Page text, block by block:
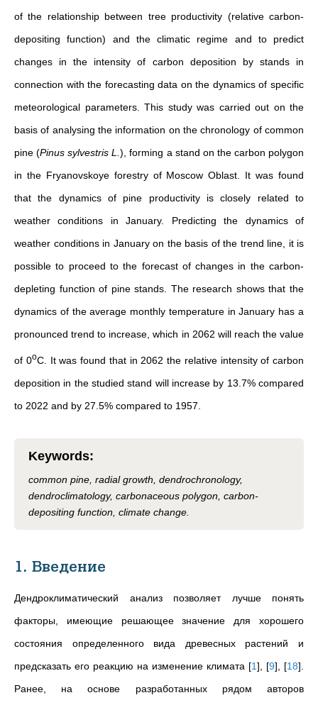
of the relationship between tree productivity (relative carbon-
depositing function) and the climatic regime and to predict
changes in the intensity of carbon deposition by stands in
connection with the forecasting data on the dynamics of specific
meteorological parameters. This study was carried out on the
basis of analysing the information on the chronology of common
pine (Pinus sylvestris L.), forming a stand on the carbon polygon
in the Fryanovskoye forestry of Moscow Oblast. It was found
that the dynamics of pine productivity is closely related to
weather conditions in January. Predicting the dynamics of
weather conditions in January on the basis of the trend line, it is
possible to proceed to the forecast of changes in the carbon-
depleting function of pine stands. The research shows that the
dynamics of the average monthly temperature in January has a
pronounced trend to increase, which in 2062 will reach the value
of 0оС. It was found that in 2062 the relative intensity of carbon
deposition in the studied stand will increase by 13.7% compared
to 2022 and by 27.5% compared to 1957.
Keywords:
common pine, radial growth, dendrochronology,
dendroclimatology, carbonaceous polygon, carbon-
depositing function, climate change.
1. Введение
Дендроклиматический анализ позволяет лучше понять
факторы, имеющие решающее значение для хорошего
состояния определенного вида древесных растений и
предсказать его реакцию на изменение климата [1] [9] [18]
Ранее, на основе разработанных рядом авторов